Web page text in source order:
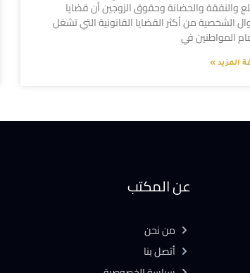
والنفقة والحضانة وحقوق الزوجين أن قضايا
الشخصية من أكثر القضايا القانونية التي تشغل
المواطنين في
المزيد »
عن المكتب
من نحن
أتصل بنا